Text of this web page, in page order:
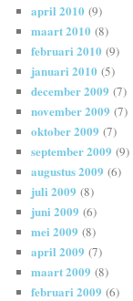
april 2010 (9)
maart 2010 (8)
februari 2010 (9)
januari 2010 (5)
december 2009 (7)
november 2009 (7)
oktober 2009 (7)
september 2009 (9)
augustus 2009 (6)
juli 2009 (8)
juni 2009 (6)
mei 2009 (8)
april 2009 (7)
maart 2009 (8)
februari 2009 (6)